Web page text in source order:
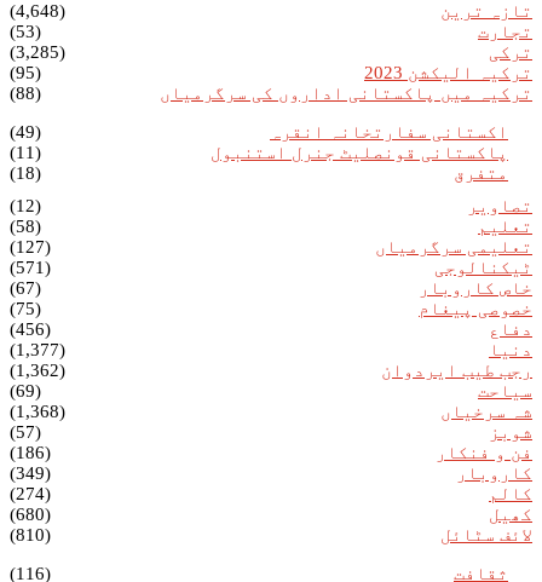
تازہ ترین
(4,648)
تجارت
(53)
ترکی
(3,285)
ترکیہ الیکشن 2023
(95)
ترکیہ میں پاکستانی اداروں کی سرگرمیاں
(88)
اکستانی سفارتخانہ انقرہ
(49)
پاکستانی قونصلیٹ جنرل استنبول
(11)
متفرق
(18)
تصاویر
(12)
تعلیم
(58)
تعلیمی سرگرمیاں
(127)
ٹیکنالوجی
(571)
خاص کاروبار
(67)
خصوصی پیغام
(75)
دفاع
(456)
دنیا
(1,377)
رجب طیب ایردوان
(1,362)
سیاحت
(69)
شہ سرخیاں
(1,368)
شوبز
(57)
فن و فنکار
(186)
کاروبار
(349)
کالم
(274)
کھیل
(680)
لائف سٹائل
(810)
ثقافت
(116)